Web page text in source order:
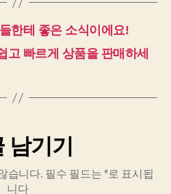
한테 좋은 소식이에요!
고 빠르게 상품을 판매하세
남기기
습니다. 필수 필드는*로 표시됩
니다